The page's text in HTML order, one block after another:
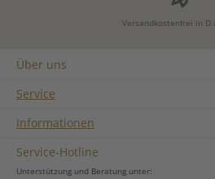
Versandkostenfrei in D
Über uns
Service
Informationen
Service-Hotline
Unterstützung und Beratung unter: